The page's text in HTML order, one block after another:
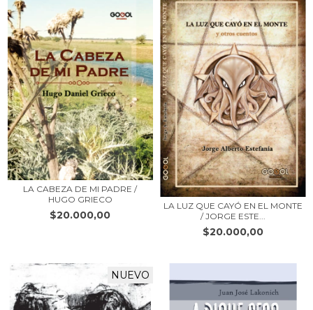
LA CABEZA DE MI PADRE /
HUGO GRIECO
$20.000,00
LA LUZ QUE CAYÓ EN EL MONTE
/ JORGE ESTE...
$20.000,00
NUEVO